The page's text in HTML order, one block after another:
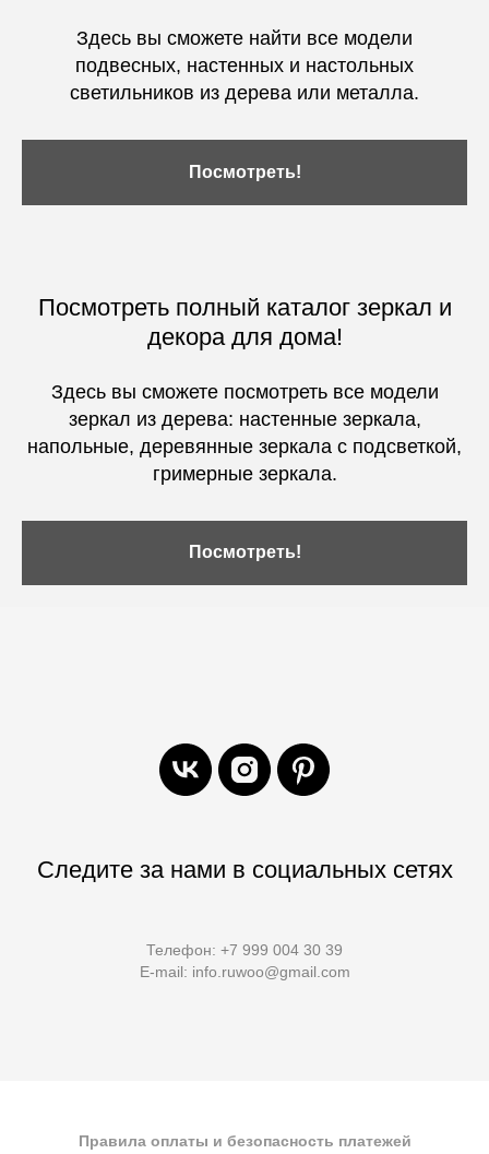
Здесь вы сможете найти все модели
подвесных, настенных и настольных
светильников из дерева или металла.
Посмотреть!
Посмотреть полный каталог зеркал и
декора для дома!
Здесь вы сможете посмотреть все модели
зеркал из дерева: настенные зеркала,
напольные, деревянные зеркала с подсветкой,
гримерные зеркала.
Посмотреть!
Следите за нами в социальных сетях
Телефон: +7 999 004 30 39
E-mail: info.ruwoo@gmail.com
Правила оплаты и безопасность платежей